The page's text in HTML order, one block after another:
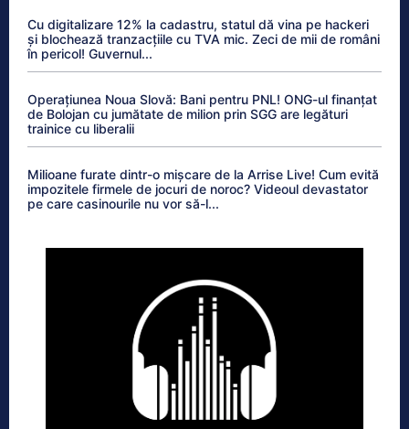
Cu digitalizare 12% la cadastru, statul dă vina pe hackeri
și blochează tranzacțiile cu TVA mic. Zeci de mii de români
în pericol! Guvernul...
Operațiunea Noua Slovă: Bani pentru PNL! ONG-ul finanțat
de Bolojan cu jumătate de milion prin SGG are legături
trainice cu liberalii
Milioane furate dintr-o mișcare de la Arrise Live! Cum evită
impozitele firmele de jocuri de noroc? Videoul devastator
pe care casinourile nu vor să-l...